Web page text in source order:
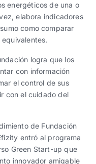
energéticos de una o
elabora indicadores
como comparar
logra que los
con información
el control de sus
con el cuidado del
de Fundación
entró al programa
Green Start-up que
innovador amigable